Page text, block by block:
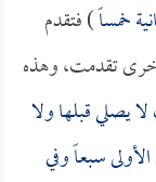
خمساً) فتقدم
تقدمت، وهذه
يصلي قبلها ولا
سبعاً وفي